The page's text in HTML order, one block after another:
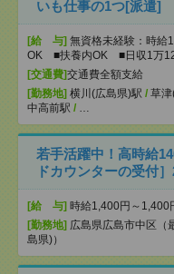
いも仕事の1つ[派遣]
[給 与] 無資格未経験：時
OK ■扶養内OK ■日収1万
[交通費]交通費全額支給
[勤務地] 横川(広島県)駅 / 草
中高前駅 / …
若手活躍中！高時給
ドカウンターの受付
[給 与] 時給1,400円～1,400
[勤務地] 広島県広島市中区（
島県)）